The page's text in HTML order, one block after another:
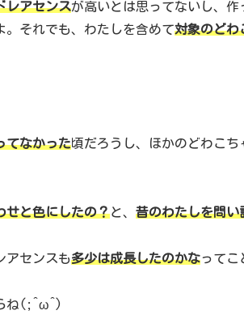
レアセンスが高いとは思ってないし、
それでも、わたしを含めて対象のどわ
てなかった頃だろうし、ほかのどわこち
せと色にしたの？と、 昔のわたしを問い
アセンスも多少は成長したのかなって
ね(;^ω^)